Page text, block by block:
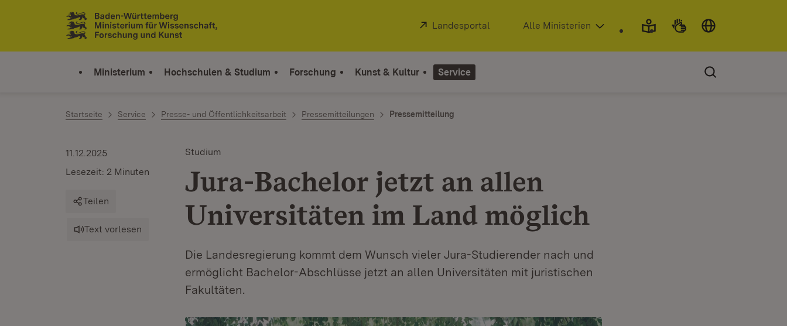
Zum Inhalt springen
Link zur Startseite
Extern:
Landesportal (Öffnet in neuem Fenster)
Alle Ministerien
Ministerium Hochschulen & Studium Forschung Kunst & Kultur Service
Startseite Service Presse- und Öffentlichkeitsarbeit Pressemitteilungen Pressemitteilung
Studium
Jura-Bachelor jetzt an allen
Universitäten im Land möglich
Die Landesregierung kommt dem Wunsch vieler Jura-Studierender nach und
ermöglicht Bachelor-Abschlüsse jetzt an allen Universitäten mit juristischen
Fakultäten.
11.12.2025
Lesezeit: 2 Minuten
Teilen
Text vorlesen